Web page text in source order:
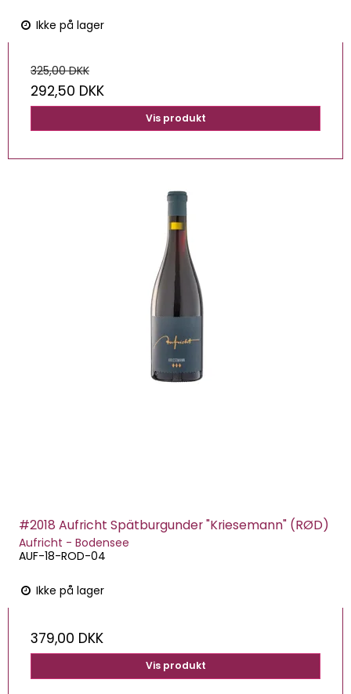
Ikke på lager
325,00 DKK
292,50 DKK
Vis produkt
#2018 Aufricht Spätburgunder "Kriesemann" (RØD)
Aufricht - Bodensee
AUF-18-ROD-04
Ikke på lager
379,00 DKK
Vis produkt